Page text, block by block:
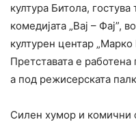
култура Битола,
комедијата „Вај – Фај”,
културен центар
Претставата е
а под режисерската
Силен хумор и комични